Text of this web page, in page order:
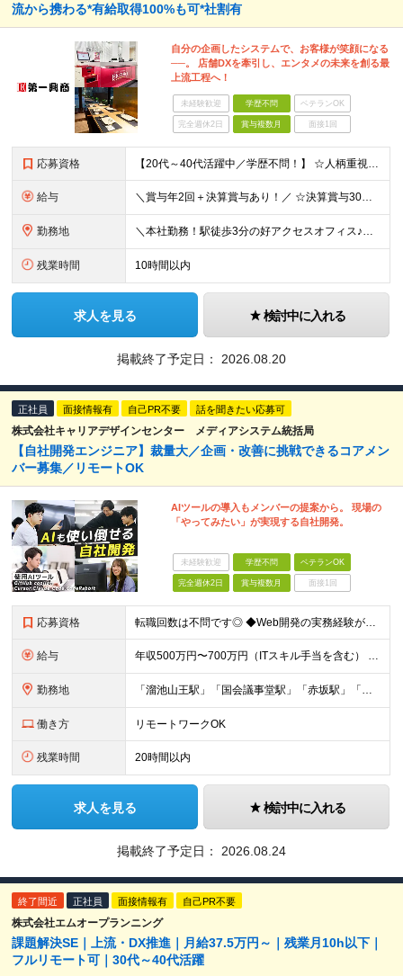
流から携わる*有給取得100%も可*社割有
自分の企画したシステムで、お客様が笑顔になる
──。 店舗DXを牽引し、エンタメの未来を創る最
上流工程へ！
未経験歓迎 学歴不問 ベテランOK
完全週休2日 賞与複数月 面接1回
応募資格 【20代～40代活躍中／学歴不問！】 ☆人柄重視の採用を実施しています ◆システム開発における上流工程のご経験をお持ちの方 ※PLやマネジメントの経験があればなお歓迎します！ ＼下記に当てはまる方
給与 ＼賞与年2回＋決算賞与あり！／ ☆決算賞与30年連続支給 ☆想定年収400～700万円 月給24万円～40万375円＋賞与年2回＋決算賞与＋各種手当 【…充実した手当あり！…】 ■交通費全額支給
勤務地 ＼本社勤務！駅徒歩3分の好アクセスオフィス♪／ 【本社】 東京都港区三田3-9-6 ※(変更の範囲)上記を除く当社関連勤務地
残業時間 10時間以内
求人を見る 検討中に入れる
掲載終了予定日： 2026.08.20
正社員 面接情報有 自己PR不要 話を聞きたい応募可
株式会社キャリアデザインセンター メディアシステム統括局
【自社開発エンジニア】裁量大／企画・改善に挑戦できるコアメン
バー募集／リモートOK
AIツールの導入もメンバーの提案から。 現場の
「やってみたい」が実現する自社開発。
未経験歓迎 学歴不問 ベテランOK
完全週休2日 賞与複数月 面接1回
応募資格 転職回数は不問です◎ ◆Web開発の実務経験が3年以上ある方 ※学歴不問 【以下のような方をお待ちしています】 ・自社プロダクトの開発に興味がある方 ・開発環境の改善やプロセスの効率化に取り組む意
給与 年収500万円〜700万円（ITスキル手当を含む） 月給35万円〜40.5万円＋賞与（年2回）＋ITスキル手当（年間12万円～240万円） ※上記は、ご経験・スキルにより変動します ※所定7時間45
勤務地 「溜池山王駅」「国会議事堂駅」「赤坂駅」「赤坂見附駅」の4駅、5路線使用可能！各駅から徒歩圏内とアクセス抜群です◎ ★入社後、4ヶ月目以降から週2日まではテレワークが可能です 東京都港区赤坂2-5-
働き方 リモートワークOK
残業時間 20時間以内
求人を見る 検討中に入れる
掲載終了予定日： 2026.08.24
終了間近 正社員 面接情報有 自己PR不要
株式会社エムオープランニング
課題解決SE｜上流・DX推進｜月給37.5万円～｜残業月10h以下｜
フルリモート可｜30代～40代活躍